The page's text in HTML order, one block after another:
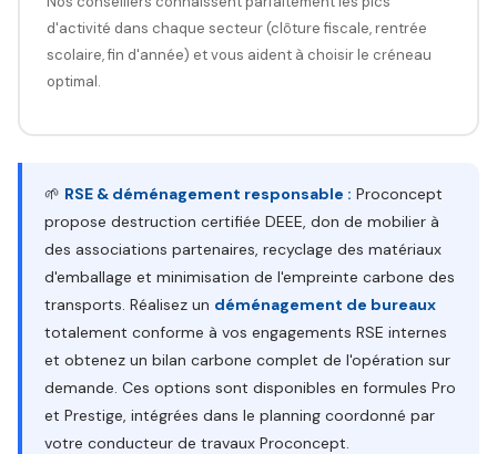
d'activité dans chaque secteur (clôture fiscale, rentrée
scolaire, fin d'année) et vous aident à choisir le créneau
optimal.
🌱 RSE & déménagement responsable : Proconcept
propose destruction certifiée DEEE, don de mobilier à
des associations partenaires, recyclage des matériaux
d'emballage et minimisation de l'empreinte carbone des
transports. Réalisez un déménagement de bureaux
totalement conforme à vos engagements RSE internes
et obtenez un bilan carbone complet de l'opération sur
demande. Ces options sont disponibles en formules Pro
et Prestige, intégrées dans le planning coordonné par
votre conducteur de travaux Proconcept.